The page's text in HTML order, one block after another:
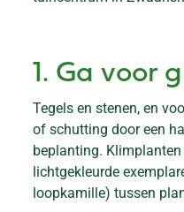
1. Ga voor
Tegels en stenen, en
of schutting door een
beplanting.
lichtgekleurde
loopkamille) tussen